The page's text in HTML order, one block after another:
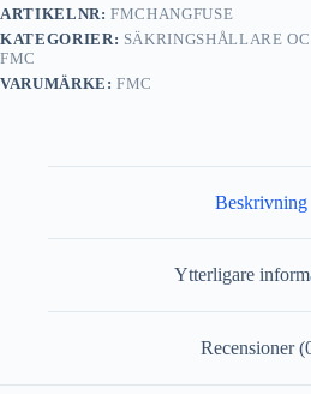
ARTIKELNR:FMCHANGFUSE
KATEGORIER: SÄKRINGSHÅLLARE
FMC
VARUMÄRKE:FMC
Beskrivning
Ytterligare
Recensioner